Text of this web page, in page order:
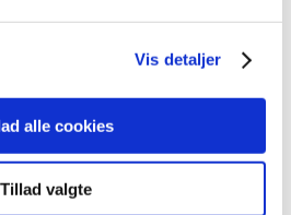
Vis detaljer
alle cookies
Tillad valgte
har aktiveret det
delvist til den
indstillet, at
den delvise aktivering